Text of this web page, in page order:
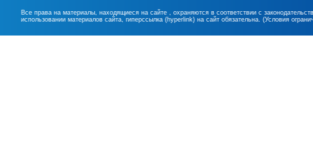
Все права на материалы, находящиеся на сайте , охраняются в соответствии с
использовании материалов сайта, гиперссылка (hyperlink) на сайт обязательна. (Условия